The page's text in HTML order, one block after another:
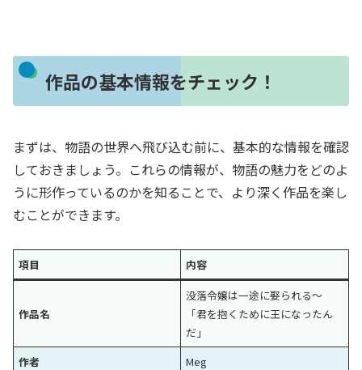
作品の基本情報をチェック！
まずは、物語の世界へ飛び込む前に、基本的な情報を確認
しておきましょう。これらの情報が、物語の魅力をどのよ
うに形作っているのかを知ることで、より深く作品を楽し
むことができます。
項目 内容
作品名
没落令嬢は一途に娶られる～
「君を抱くために王になったん
だ」
作者
Meg